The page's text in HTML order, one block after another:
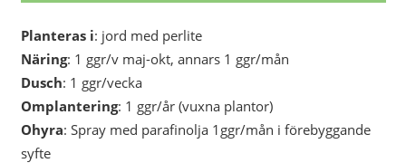
Planteras i: jord med perlite
Näring: 1 ggr/v maj-okt, annars 1 ggr/mån
Dusch: 1 ggr/vecka
Omplantering: 1 ggr/år (vuxna plantor)
Ohyra: Spray med parafinolja 1ggr/mån i förebyggande
syfte